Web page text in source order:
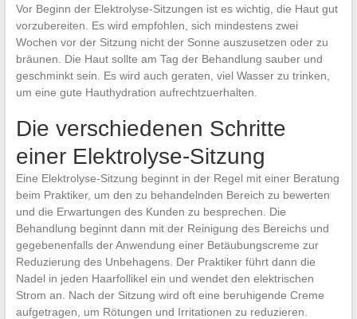
Vor Beginn der Elektrolyse-Sitzungen ist es wichtig, die Haut gut
vorzubereiten. Es wird empfohlen, sich mindestens zwei
Wochen vor der Sitzung nicht der Sonne auszusetzen oder zu
bräunen. Die Haut sollte am Tag der Behandlung sauber und
geschminkt sein. Es wird auch geraten, viel Wasser zu trinken,
um eine gute Hauthydration aufrechtzuerhalten.
Die verschiedenen Schritte
einer Elektrolyse-Sitzung
Eine Elektrolyse-Sitzung beginnt in der Regel mit einer Beratung
beim Praktiker, um den zu behandelnden Bereich zu bewerten
und die Erwartungen des Kunden zu besprechen. Die
Behandlung beginnt dann mit der Reinigung des Bereichs und
gegebenenfalls der Anwendung einer Betäubungscreme zur
Reduzierung des Unbehagens. Der Praktiker führt dann die
Nadel in jeden Haarfollikel ein und wendet den elektrischen
Strom an. Nach der Sitzung wird oft eine beruhigende Creme
aufgetragen, um Rötungen und Irritationen zu reduzieren.